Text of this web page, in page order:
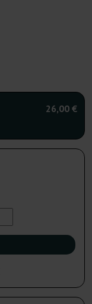
26,00 €